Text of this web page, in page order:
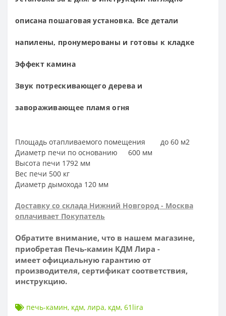
описана пошаговая установка. Все детали
напилены, пронумерованы и готовы к кладке
Эффект камина
Звук потрескивающего дерева и
завораживающее пламя огня
Площадь отапливаемого помещения
до 60 м2
Диаметр печи по основанию
600 мм
Высота печи 1792 мм
Вес печи 500 кг
Диаметр дымохода 120 мм
Доставку со склада Нижний Новгород - Москва
оплачивает Покупатель
Обратите внимание, что в нашем магазине,
приобретая Печь-камин КДМ Лира -
имеет официальную гарантию от
производителя, сертификат соответствия,
инструкцию.
печь-камин, кдм, лира, кдм, 61lira